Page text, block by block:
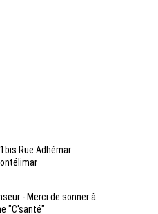
1bis Rue Adhémar
- Merci de sonner à
"C'santé"